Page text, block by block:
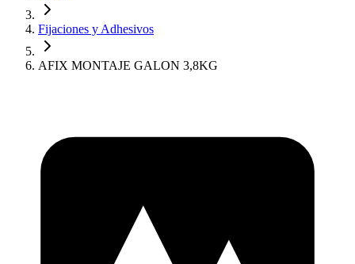
Fijaciones y Adhesivos
AFIX MONTAJE GALON 3,8KG